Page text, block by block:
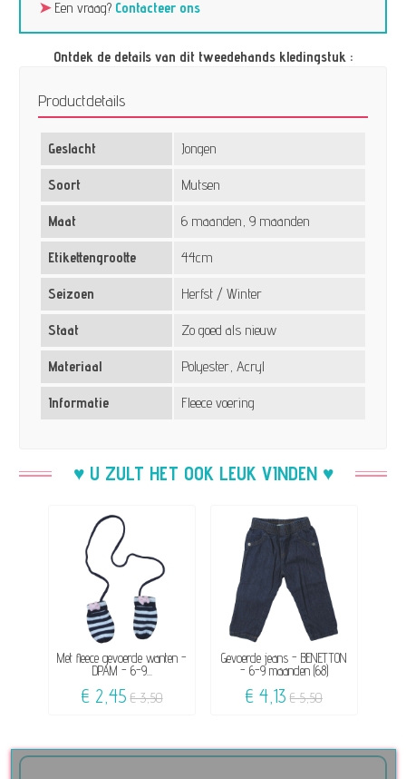
➤Een vraag? Contacteer ons
Ontdek de details van dit tweedehands kledingstuk :
Productdetails
Geslacht Jongen
Soort Mutsen
Maat 6 maanden, 9 maanden
Etikettengrootte 44cm
Seizoen Herfst / Winter
Staat Zo goed als nieuw
Materiaal Polyester, Acryl
Informatie Fleece voering
♥ U ZULT HET OOK LEUK VINDEN ♥
Met fleece gevoerde wanten -
DPAM - 6-9...
€ 2,45 € 3,50
Gevoerde jeans - BENETTON
- 6-9 maanden (68)
€ 4,13 € 5,50